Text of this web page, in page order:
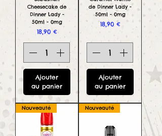
Cheesecake de
Dinner Lady -
50ml - 0mg
Prix
18,90 €
Ajouter
au panier
de Dinner Lady -
50ml - 0mg
Prix
18,90 €
Ajouter
au panier
Nouveauté Nouveauté